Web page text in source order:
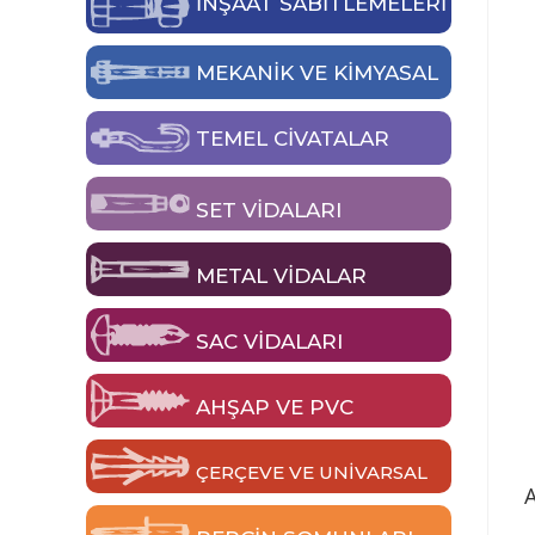
MEKANIK VE KIMYASAL
TEMEL CIVATALAR
SET VIDALARI
METAL VIDALAR
SAC VIDALARI
AHŞAP VE PVC
ÇERÇEVE VE UNIVARSAL